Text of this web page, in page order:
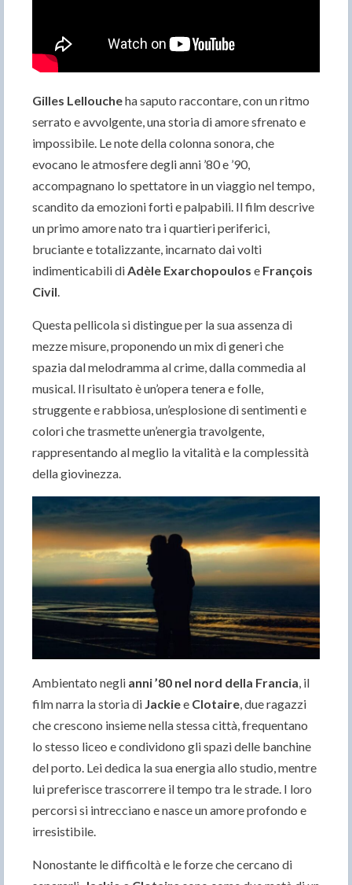
Gilles Lelloucheha saputo raccontare, con un ritmo
serrato e avvolgente, una storia di amore sfrenato e
impossibile. Le note della colonna sonora, che
evocano le atmosfere degli anni ’80 e ’90,
accompagnano lo spettatore in un viaggio nel tempo,
scandito da emozioni forti e palpabili. Il film descrive
un primo amore nato tra i quartieri periferici,
bruciante e totalizzante, incarnato dai volti
indimenticabili diAdèle Exarchopoulos e François
Civil.
Questa pellicola si distingue per la sua assenza di
mezze misure, proponendo un mix di generi che
spazia dal melodramma al crime, dalla commedia al
musical. Il risultato è un’opera tenera e folle,
struggente e rabbiosa, un’esplosione di sentimenti e
colori che trasmette un’energia travolgente,
rappresentando al meglio la vitalità e la complessità
della giovinezza.
Ambientato negli anni ’80 nel nord della Francia , il
film narra la storia di Jackiee Clotaire , due ragazzi
che crescono insieme nella stessa città, frequentano
lo stesso liceo e condividono gli spazi delle banchine
del porto. Lei dedica la sua energia allo studio, mentre
lui preferisce trascorrere il tempo tra le strade. I loro
percorsi si intrecciano e nasce un amore profondo e
irresistibile.
Nonostante le difficoltà e le forze che cercano di